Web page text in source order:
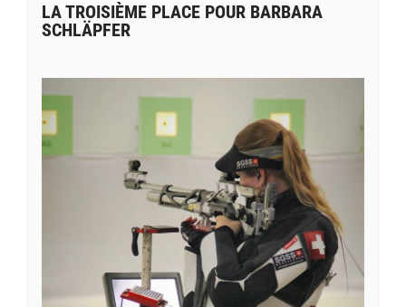
LA TROISIÈME PLACE POUR BARBARA
SCHLÄPFER